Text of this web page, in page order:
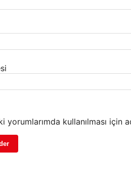
yorumlarımda kullanılması